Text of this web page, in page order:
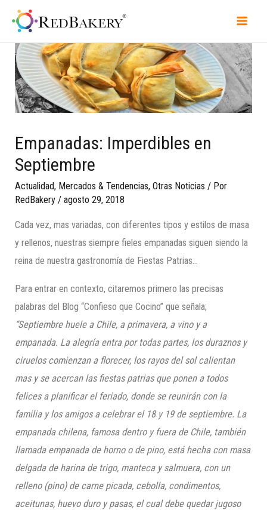
Empanadas: Imperdibles en
Septiembre
Actualidad, Mercados & Tendencias,Otras Noticias / Por
RedBakery /agosto 29, 2018
Cada vez, mas variadas, con diferentes tipos y estilos de masa
y rellenos, nuestras siempre fieles empanadas siguen siendo la
reina de nuestra gastronomía de Fiestas Patrias…
Para entrar en contexto, citaremos primero las precisas
palabras del Blog “Confieso que Cocino” que señala;
“Septiembre huele a Chile, a primavera, a vino y a
empanada. La alegría entra por todas partes, los duraznos y
ciruelos comienzan a florecer, los rayos del sol calientan
mas y se acercan las fiestas patrias que ponen a todos
felices a planificar el feriado, donde se reunirán con la
familia y los amigos a celebrar el 18 y 19 de septiembre. La
empanada chilena, famosa dentro y fuera de Chile, también
llamada empanada de horno o de pino, está hecha con masa
delgada de harina de trigo, manteca y salmuera, con un
relleno (pino) de carne picada, cebolla, condimentos,
aceitunas, huevo duro y pasas, el cual debe quedar jugoso